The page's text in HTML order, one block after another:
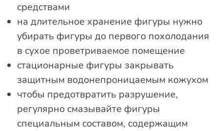
средствами
на длительное хранение фигуры нужно
убирать фигуры до первого похолодания
в сухое проветриваемое помещение
стационарные фигуры закрывать
защитным водонепроницаемым кожухом
чтобы предотвратить разрушение,
регулярно смазывайте фигуры
специальным составом, содержащим